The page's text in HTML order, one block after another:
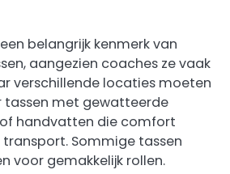
belangrijk kenmerk van
aangezien coaches ze vaak
verschillende locaties moeten
tassen met gewatteerde
handvatten die comfort
Sommige tassen
voor gemakkelijk rollen.